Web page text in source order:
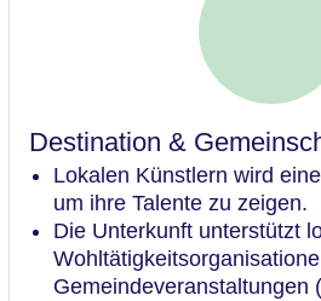
Destination &
Lokalen Künstlern wird
um ihre Talente zu zeigen.
Die Unterkunft unterstützt
Gemeindeveranstaltungen